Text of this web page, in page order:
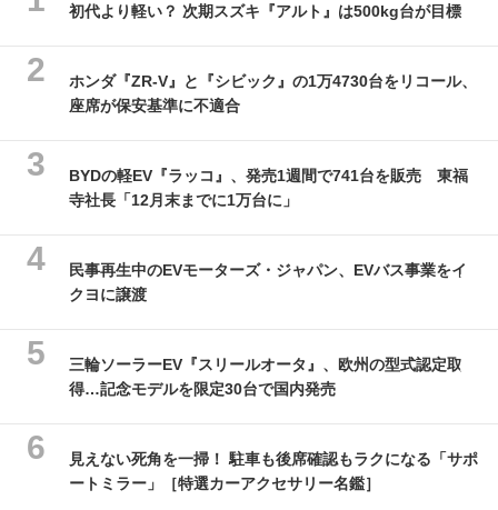
初代より軽い？ 次期スズキ『アルト』は500kg台が目標
ホンダ『ZR-V』と『シビック』の1万4730台をリコール、
座席が保安基準に不適合
BYDの軽EV『ラッコ』、発売1週間で741台を販売 東福
寺社長「12月末までに1万台に」
民事再生中のEVモーターズ・ジャパン、EVバス事業をイ
クヨに譲渡
三輪ソーラーEV『スリールオータ』、欧州の型式認定取
得…記念モデルを限定30台で国内発売
見えない死角を一掃！ 駐車も後席確認もラクになる「サポ
ートミラー」［特選カーアクセサリー名鑑］